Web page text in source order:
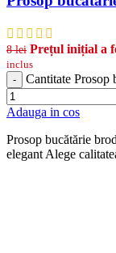
8lei Prețul inițial a
inclus
-
Cantitate Prosop
Adauga in cos
Prosop bucătărie
elegant Alege